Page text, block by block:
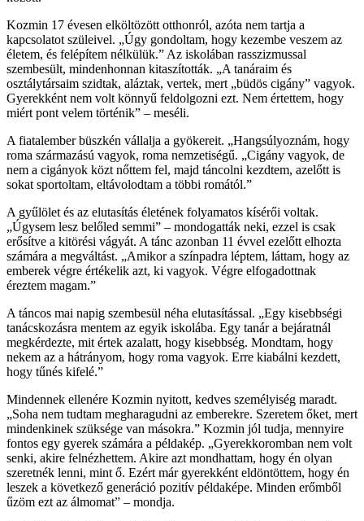
Kozmin 17 évesen elköltözött otthonról, azóta nem tartja a
kapcsolatot szüleivel. „Úgy gondoltam, hogy kezembe veszem az
életem, és felépítem nélkülük.” Az iskolában rasszizmussal
szembesült, mindenhonnan kitaszították. „A tanáraim és
osztálytársaim szidtak, aláztak, vertek, mert „büdös cigány” vagyok.
Gyerekként nem volt könnyű feldolgozni ezt. Nem értettem, hogy
miért pont velem történik” – meséli.
A fiatalember büszkén vállalja a gyökereit. „Hangsúlyoznám, hogy
roma származású vagyok, roma nemzetiségű. „Cigány vagyok, de
nem a cigányok közt nőttem fel, majd táncolni kezdtem, azelőtt is
sokat sportoltam, eltávolodtam a többi romától.”
A gyűlölet és az elutasítás életének folyamatos kísérői voltak.
„Úgysem lesz belőled semmi” – mondogatták neki, ezzel is csak
erősítve a kitörési vágyát. A tánc azonban 11 évvel ezelőtt elhozta
számára a megváltást. „Amikor a színpadra léptem, láttam, hogy az
emberek végre értékelik azt, ki vagyok. Végre elfogadottnak
éreztem magam.”
A táncos mai napig szembesül néha elutasítással. „Egy kisebbségi
tanácskozásra mentem az egyik iskolába. Egy tanár a bejáratnál
megkérdezte, mit értek az­alatt, hogy kisebbség. Mondtam, hogy
nekem az a hátrányom, hogy roma vagyok. Erre kiabálni kezdett,
hogy tűnés kifelé.”
Mindennek ellenére Kozmin nyitott, kedves személyiség maradt.
„Soha nem tudtam megharagudni az emberekre. Szeretem őket, mert
mindenkinek szüksége van másokra.” Kozmin jól tudja, mennyire
fontos egy gyerek számára a példakép. „Gyerekkoromban nem volt
senki, akire felnézhettem. Akire azt mondhattam, hogy én olyan
szeretnék lenni, mint ő. Ezért már gyerekként eldöntöttem, hogy én
leszek a következő generáció pozitív példaképe. Minden erőmből
űzöm ezt az álmomat” – mondja.